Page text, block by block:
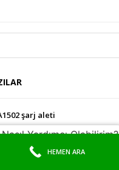
şarj aleti
Şarj Aleti A1502 Şarj Ciha...
Yardımcı Olabilirim?
HEMEN ARA